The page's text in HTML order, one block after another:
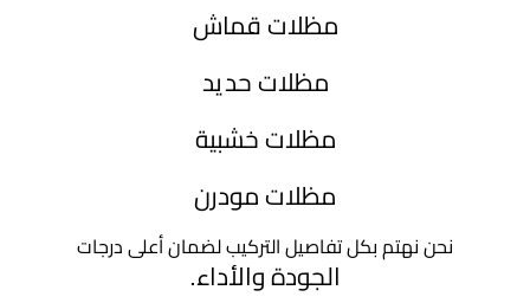
مظلات قماش
مظلات حديد
مظلات خشبية
مظلات مودرن
نحن نهتم بكل تفاصيل التركيب لضمان أعلى درجات
الجودة والأداء.